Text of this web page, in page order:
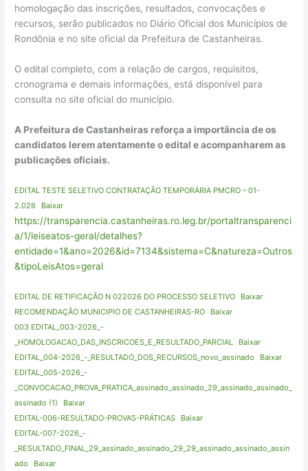
homologação das inscrições, resultados, convocações e
recursos, serão publicados no Diário Oficial dos Municípios de
Rondônia e no site oficial da Prefeitura de Castanheiras.
O edital completo, com a relação de cargos, requisitos,
cronograma e demais informações, está disponível para
consulta no site oficial do município.
A Prefeitura de Castanheiras reforça a importância de os
candidatos lerem atentamente o edital e acompanharem as
publicações oficiais.
EDITAL TESTE SELETIVO CONTRATAÇÃO TEMPORÁRIA PMCRO – 01-
2.026
Baixar
https://transparencia.castanheiras.ro.leg.br/portaltransparenci
a/1/leiseatos-geral/detalhes?
entidade=1&ano=2026&id=7134&sistema=C&natureza=Outros
&tipoLeisAtos=geral
EDITAL DE RETIFICAÇÃO N 022026 DO PROCESSO SELETIVO
Baixar
RECOMENDAÇÃO MUNICIPIO DE CASTANHEIRAS-RO
Baixar
003 EDITAL_003-2026_-
_HOMOLOGACAO_DAS_INSCRICOES_E_RESULTADO_PARCIAL
Baixar
EDITAL_004-2026_-_RESULTADO_DOS_RECURSOS_novo_assinado
Baixar
EDITAL_005-2026_-
_CONVOCACAO_PROVA_PRATICA_assinado_assinado_29_assinado_assinado_
assinado (1)
Baixar
EDITAL-006-RESULTADO-PROVAS-PRÁTICAS
Baixar
EDITAL-007-2026_-
_RESULTADO_FINAL_29_assinado_assinado_29_29_assinado_assinado_assin
ado
Baixar